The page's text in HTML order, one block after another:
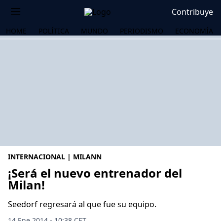
Contribuye
HOME POLÍTICA MUNDO PERIODISMO ECONOMÍA
INTERNACIONAL | MILANN
¡Será el nuevo entrenador del
Milan!
Seedorf regresará al que fue su equipo.